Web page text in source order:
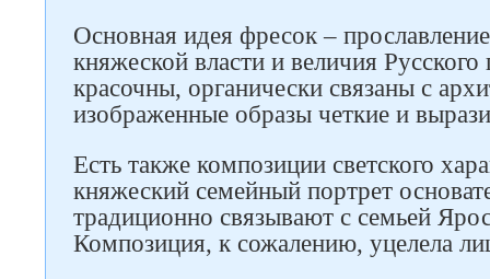
Основная идея фресок –
княжеской власти и величия Русского
красочны, органически связаны с
изображенные образы четкие и
Есть также композиции светского
княжеский семейный портрет
традиционно связывают с семьей
Композиция, к сожалению, уцелела